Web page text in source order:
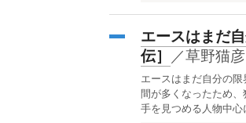
エースはまだ
伝］ ／草野猫彦
エースはまだ自分の
間が多くなったため
手を見つめる人物中